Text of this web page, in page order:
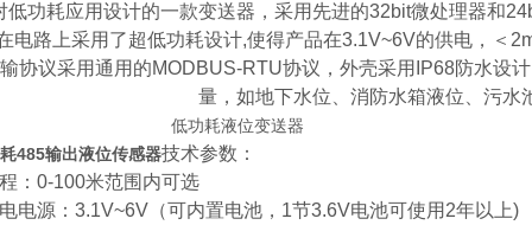
功耗应用设计的一款变送器，采用先进的32bit微处理器和
电路上采用了超低功耗设计,使得产品在3.1V~6V的供电，＜
协议采用通用的MODBUS-RTU协议，外壳采用IP68防水设
量，如地下水位、消防水箱液位、污水
485输出液位传感器技术参数：
0-100米范围内可选
源：3.1V~6V（可内置电池，1节3.6V电池可使用2年以上)